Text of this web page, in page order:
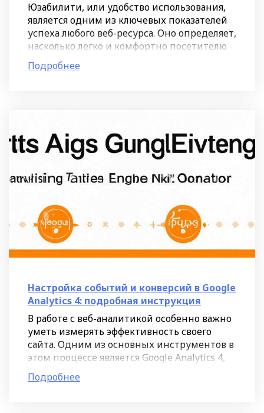
Юзабилити, или удобство использования,
является одним из ключевых показателей
успеха любого веб-ресурса. Оно определяет,
насколько легко и комфортно посетителю
пользоваться сайтом, находить нужную
информацию,
Подробнее
Настройка событий и конверсий в Google
Analytics 4: подробная инструкция
В работе с веб-аналитикой особенно важно
уметь измерять эффективность своего
сайта. Одним из основных инструментов в
этом процессе является Google Analytics 4,
который позволяет отслеживать
различные события и конверсии на
Подробнее